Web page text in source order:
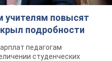
учителям повысят
подробности
педагогам
студенческих